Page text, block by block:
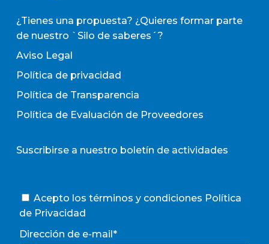
¿Tienes una propuesta? ¿Quieres formar parte
de nuestro `Silo de saberes´?
Aviso Legal
Política de privacidad
Política de Transparencia
Política de Evaluación de Proveedores
Suscribirse a nuestro boletín de actividades
Acepto los términos y condiciones Política
de Privacidad
Dirección de e-mail*